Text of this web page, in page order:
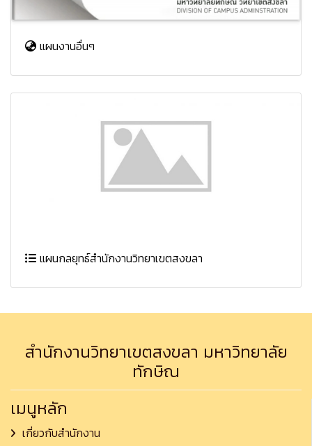
แผนงานอื่นๆ
แผนกลยุทธ์สำนักงานวิทยาเขตสงขลา
สำนักงานวิทยาเขตสงขลา มหาวิทยาลัย
ทักษิณ
เมนูหลัก
เกี่ยวกับสำนักงาน